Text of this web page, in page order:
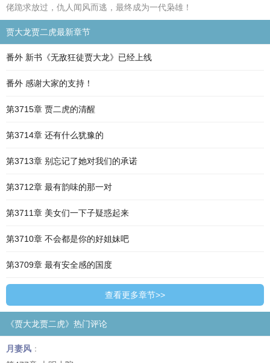
佬跪求放过，仇人闻风而逃，最终成为一代枭雄！
贾大龙贾二虎最新章节
番外 新书《无敌狂徒贾大龙》已经上线
番外 感谢大家的支持！
第3715章 贾二虎的清醒
第3714章 还有什么犹豫的
第3713章 别忘记了她对我们的承诺
第3712章 最有韵味的那一对
第3711章 美女们一下子疑惑起来
第3710章 不会都是你的好姐妹吧
第3709章 最有安全感的国度
查看更多章节>>
《贾大龙贾二虎》热门评论
月妻风 ：